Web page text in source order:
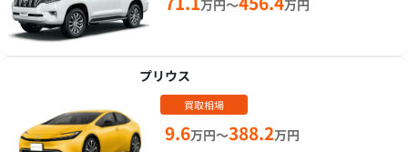
万円～ 万円
プリウス
買取相場
9.6万円～388.2万円